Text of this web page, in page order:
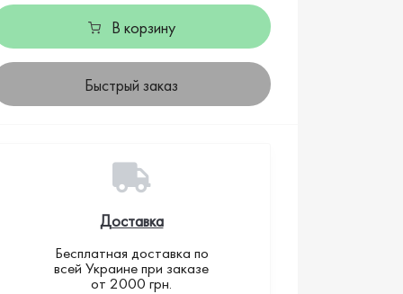
В корзину
Быстрый заказ
Доставка
Бесплатная доставка по
всей Украине при заказе
от 2000 грн.